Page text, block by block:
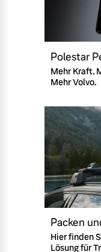
Polestar
Mehr Kraft.
Mehr Volvo.
Packen
Hier finden
Lösung für